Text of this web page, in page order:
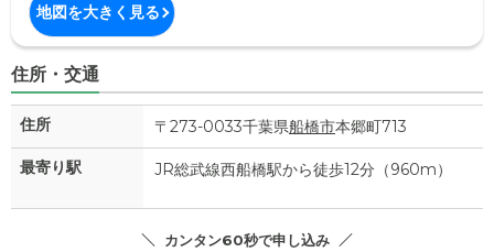
地図を大きく見る
住所・交通
住所 〒273-0033千葉県船橋市本郷町713
最寄り駅 JR総武線西船橋駅から徒歩12分（960m）
カンタン60秒で申し込み